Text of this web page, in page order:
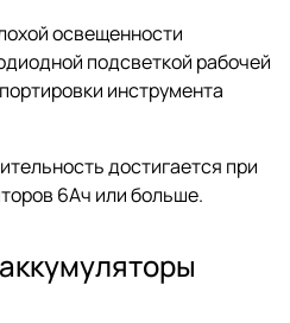
освещенности
подсветкой рабочей
инструмента
достигается при
6Ач или больше.